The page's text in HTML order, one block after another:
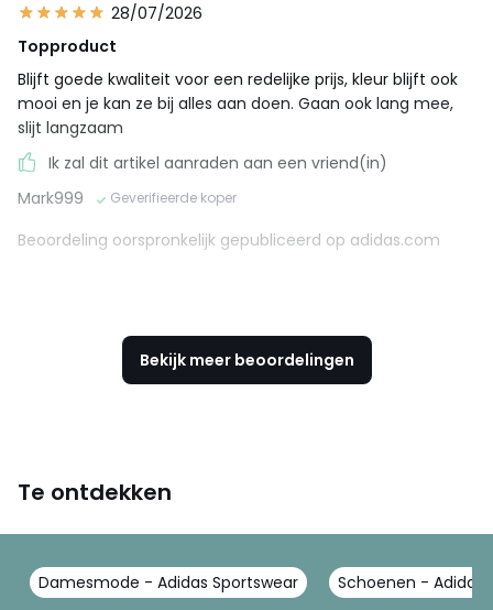
28/07/2026
Topproduct
Blijft goede kwaliteit voor een redelijke prijs, kleur blijft ook
mooi en je kan ze bij alles aan doen. Gaan ook lang mee,
slijt langzaam
Ik zal dit artikel aanraden aan een vriend(in)
Mark999
Geverifieerde koper
Beoordeling oorspronkelijk gepubliceerd op adidas.com
Bekijk meer beoordelingen
Te ontdekken
Damesmode - Adidas Sportswear Schoenen - Adidas